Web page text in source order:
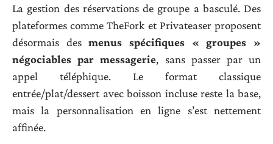
La gestion des réservations de groupe a basculé. Des
plateformes comme TheFork et Privateaser proposent
désormais desmenus spécifiques « groupes »
négociables par messagerie, sans passer par un
appel téléphique. Le format classique
entrée/plat/dessert avec boisson incluse reste la base,
mais la personnalisation en ligne s’est nettement
affinée.